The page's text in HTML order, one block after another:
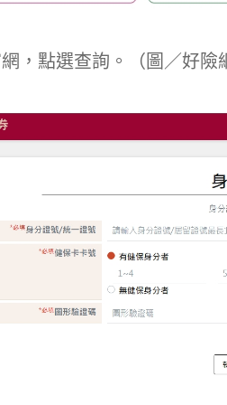
，點選查詢。（圖／好險